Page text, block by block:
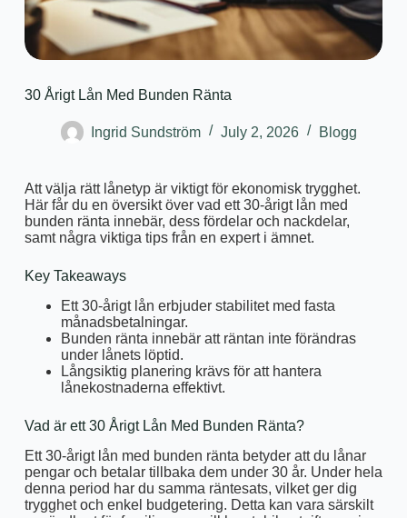
30 Årigt Lån Med Bunden Ränta
Ingrid Sundström July 2, 2026 Blogg
Att välja rätt lånetyp är viktigt för ekonomisk trygghet.
Här får du en översikt över vad ett 30-årigt lån med
bunden ränta innebär, dess fördelar och nackdelar,
samt några viktiga tips från en expert i ämnet.
Key Takeaways
Ett 30-årigt lån erbjuder stabilitet med fasta
månadsbetalningar.
Bunden ränta innebär att räntan inte förändras
under lånets löptid.
Långsiktig planering krävs för att hantera
lånekostnaderna effektivt.
Vad är ett 30 Årigt Lån Med Bunden Ränta?
Ett 30-årigt lån med bunden ränta betyder att du lånar
pengar och betalar tillbaka dem under 30 år. Under hela
denna period har du samma räntesats, vilket ger dig
trygghet och enkel budgetering. Detta kan vara särskilt